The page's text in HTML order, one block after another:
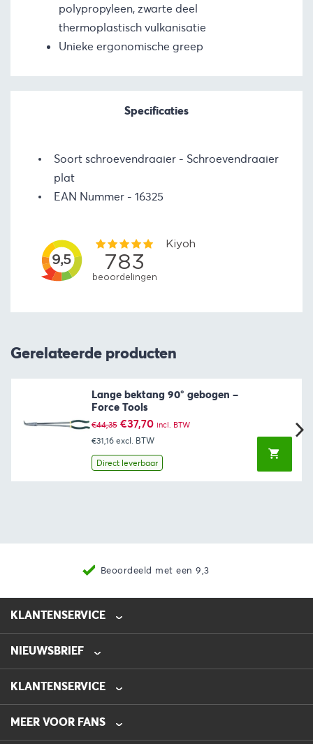
polypropyleen, zwarte deel
thermoplastisch vulkanisatie
Unieke ergonomische greep
Specificaties
Soort schroevendraaier
Schroevendraaier
plat
EAN Nummer
16325
Gerelateerde producten
Lange bektang 90° gebogen –
Force Tools
€44,35 Oorspronkelijke
prijs
was:
€44,35.
€37,70Huidige
prijs
is:
€37,70.
incl. BTW
€31,16 excl. BTW
Direct leverbaar
Beoordeeld met een 9,3
KLANTENSERVICE
0475-218632
info@automotive-line.nl
NIEUWSBRIEF
KLANTENSERVICE
Bestellen
Betalen
Verzenden
MEER VOOR FANS
Veelgestelde vragen – FAQ